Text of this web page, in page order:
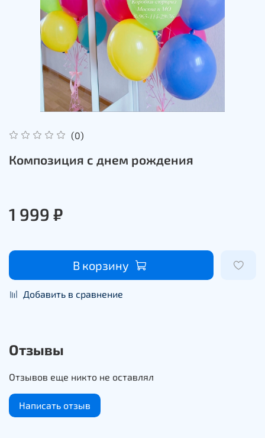
(0)
Композиция с днем рождения
1 999 ₽
В корзину
Добавить в сравнение
Отзывы
Отзывов еще никто не оставлял
Написать отзыв